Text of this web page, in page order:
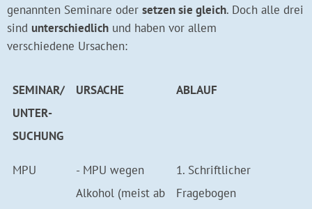
genannten Seminare oder setzen sie gleich. Doch alle drei
sind unterschiedlich und haben vor allem
verschiedene Ursachen:
SEMINAR/
UNTER­
SUCHUNG
URSACHE ABLAUF
MPU
- MPU wegen
Alkohol (meist ab
1. Schriftlicher
Fragebogen